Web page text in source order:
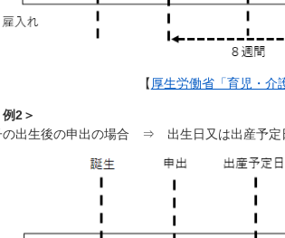
【厚生労働省「育児・介
2＞
の出生後の申出の場合 ⇒ 出生日又は出産予定